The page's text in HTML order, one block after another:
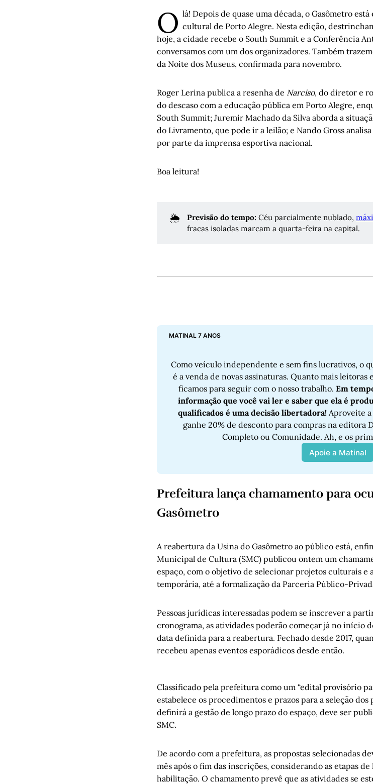
O lá! Depois de quase uma década, o Gasômetro
cultural de Porto Alegre. Nesta edição,
hoje, a cidade recebe o South Summit e a Conferência
conversamos com um dos organizadores. Também
da Noite dos Museus, confirmada para novembro.
Roger Lerina publica a resenha de Narciso, do diretor e
do descaso com a educação pública em Porto Alegre,
South Summit; Juremir Machado da Silva aborda a
do Livramento, que pode ir a leilão; e Nando Gross
por parte da imprensa esportiva nacional.
Boa leitura!
🌦️ Previsão do tempo: Céu parcialmente nublado,
fracas isoladas marcam a quarta-feira na capital.
MATINAL 7 ANOS
Como veículo independente e sem fins lucrativos, o
é a venda de novas assinaturas. Quanto mais
ficamos para seguir com o nosso trabalho. Em
informação que você vai ler e saber que ela é
qualificados é uma decisão libertadora! Aproveite
ganhe 20% de desconto para compras na editora
Completo ou Comunidade. Ah, e os
Apoie a Matinal
Prefeitura lança chamamento para
Gasômetro
A reabertura da Usina do Gasômetro ao público está,
Municipal de Cultura (SMC) publicou ontem um
espaço, com o objetivo de selecionar projetos culturais e
temporária, até a formalização da Parceria Público-
Pessoas jurídicas interessadas podem se inscrever a
cronograma, as atividades poderão começar já no início
data definida para a reabertura. Fechado desde 2017,
recebeu apenas eventos esporádicos desde então.
Classificado pela prefeitura como um “edital provisório
estabelece os procedimentos e prazos para a seleção dos
definirá a gestão de longo prazo do espaço, deve ser
SMC.
De acordo com a prefeitura, as propostas selecionadas
mês após o fim das inscrições, considerando as etapas
habilitação. O chamamento prevê que as atividades se